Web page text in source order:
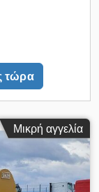
τώρα
Μικρή αγγελία